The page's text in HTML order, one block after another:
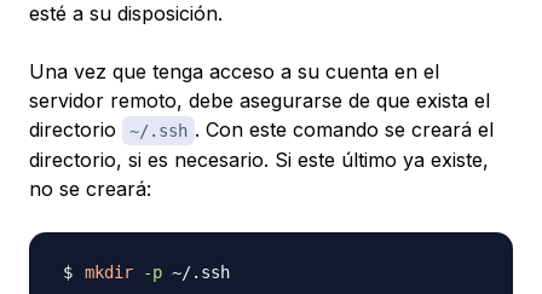
esté a su disposición.
Una vez que tenga acceso a su cuenta en el
servidor remoto, debe asegurarse de que exista el
directorio
~/.ssh . Con este comando se creará el
directorio, si es necesario. Si este último ya existe,
no se creará:
mkdir -p